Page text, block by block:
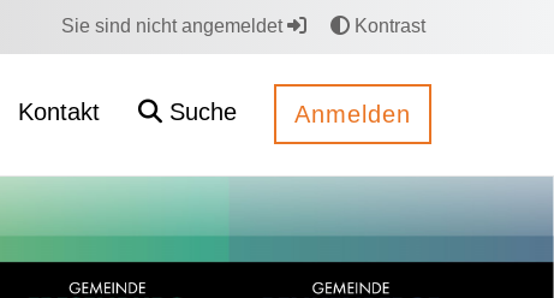
Sie sind nicht angemeldet Kontrast
Kontakt Suche Anmelden